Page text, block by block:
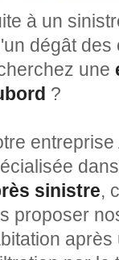
à un
dégât
une
?
sinistre,
proposer
après